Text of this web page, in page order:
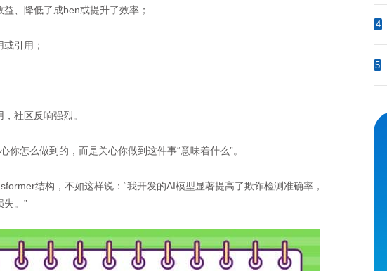
降低了成ben或提升了效率；
引用；
社区反响强烈。
怎么做到的，而是关心你做到这件事“意味着什么”。
结构，不如这样说：“我开发的AI模型显著提高了欺诈检测准确率，
失。”
4
5